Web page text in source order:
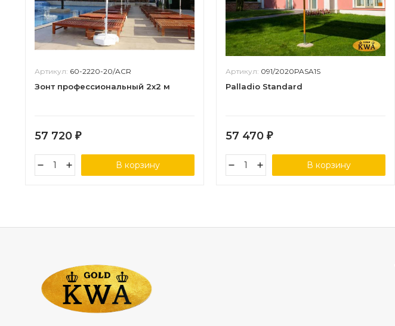
Артикул: 60-2220-20/ACR
Зонт профессиональный 2х2 м
57 720 ₽
В корзину
Артикул: 091/2020PASA1S
Palladio Standard
57 470 ₽
В корзину